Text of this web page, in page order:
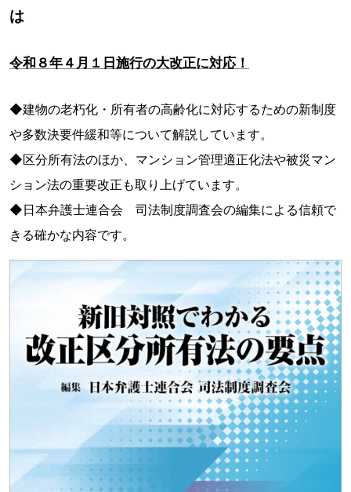
は
令和８年４月１日施行の大改正に対応！
◆建物の老朽化・所有者の高齢化に対応するための新制度
や多数決要件緩和等について解説しています。
◆区分所有法のほか、マンション管理適正化法や被災マン
ション法の重要改正も取り上げています。
◆日本弁護士連合会 司法制度調査会の編集による信頼で
きる確かな内容です。